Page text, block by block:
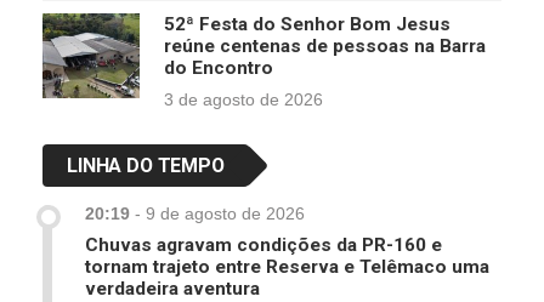
52ª Festa do Senhor Bom Jesus
reúne centenas de pessoas na Barra
do Encontro
3 de agosto de 2026
LINHA DO TEMPO
20:19 - 9 de agosto de 2026
Chuvas agravam condições da PR-160 e
tornam trajeto entre Reserva e Telêmaco uma
verdadeira aventura